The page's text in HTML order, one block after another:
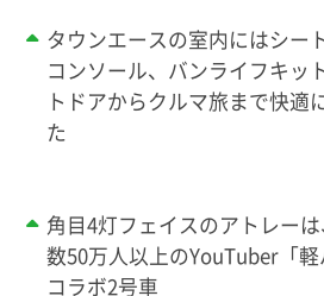
タウンエースの室内にはシー
コンソール、バンライフキッ
トドアからクルマ旅まで快適
た
角目4灯フェイスのアトレー
数50万人以上のYouTuber「
コラボ2号車